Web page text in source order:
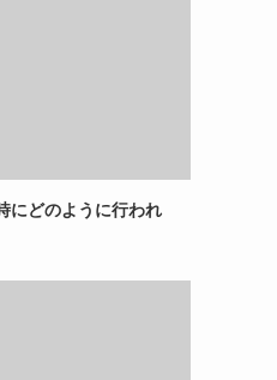
にどのように行われ